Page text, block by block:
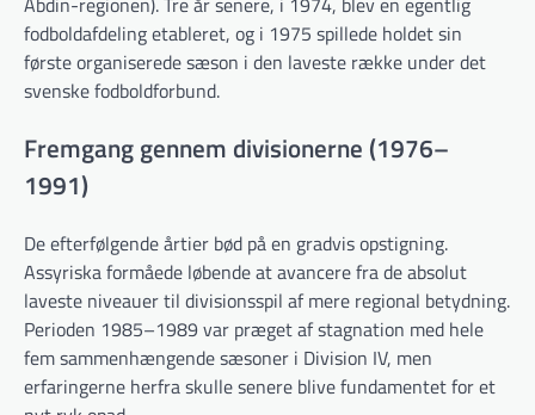
fodboldafdeling etableret, og i 1975 spillede holdet sin
første organiserede sæson i den laveste række under det
svenske fodboldforbund.
Fremgang gennem divisionerne (1976–
1991)
De efterfølgende årtier bød på en gradvis opstigning.
Assyriska formåede løbende at avancere fra de absolut
laveste niveauer til divisionsspil af mere regional betydning.
Perioden 1985–1989 var præget af stagnation med hele
fem sammenhængende sæsoner i Division IV, men
erfaringerne herfra skulle senere blive fundamentet for et